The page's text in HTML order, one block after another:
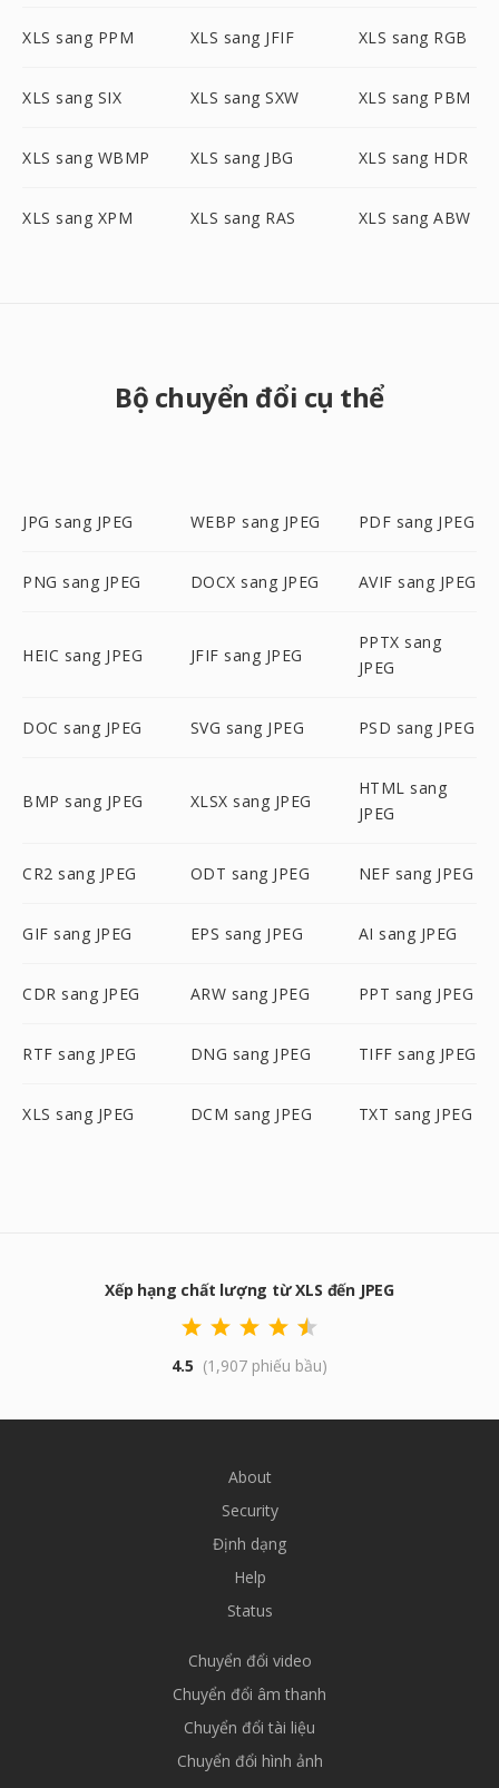
XLS sang PPM XLS sang JFIF XLS sang RGB
XLS sang SIX XLS sang SXW XLS sang PBM
XLS sang WBMP XLS sang JBG XLS sang HDR
XLS sang XPM XLS sang RAS XLS sang ABW
Bộ chuyển đổi cụ thể
JPG sang JPEG WEBP sang JPEG PDF sang JPEG
PNG sang JPEG DOCX sang JPEG AVIF sang JPEG
HEIC sang JPEG JFIF sang JPEG
PPTX sang
JPEG
DOC sang JPEG SVG sang JPEG PSD sang JPEG
BMP sang JPEG XLSX sang JPEG
HTML sang
JPEG
CR2 sang JPEG ODT sang JPEG NEF sang JPEG
GIF sang JPEG EPS sang JPEG AI sang JPEG
CDR sang JPEG ARW sang JPEG PPT sang JPEG
RTF sang JPEG DNG sang JPEG TIFF sang JPEG
XLS sang JPEG DCM sang JPEG TXT sang JPEG
Xếp hạng chất lượng từ XLS đến JPEG
4.5 (1,907 phiếu bầu)
About
Security
Định dạng
Help
Status
Chuyển đổi video
Chuyển đổi âm thanh
Chuyển đổi tài liệu
Chuyển đổi hình ảnh